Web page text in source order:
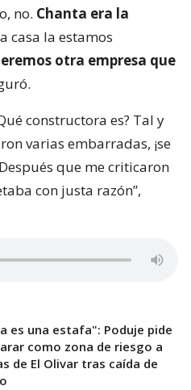
no. Chanta era la
casa la estamos
otra empresa que
constructora es? Tal y
varias embarradas, ¡se
que me criticaron
con justa razón”,
es una estafa": Poduje pide
como zona de riesgo a
de El Olivar tras caída de